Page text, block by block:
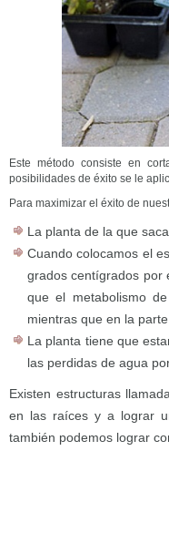
Este método consiste en
posibilidades de éxito se le
Para maximizar el éxito de
La planta de la que
Cuando colocamos el
grados centígrados por
que el metabolismo
mientras que en la
La planta tiene que
las perdidas de agua
Existen estructuras
en las raíces y a lograr
también podemos lograr